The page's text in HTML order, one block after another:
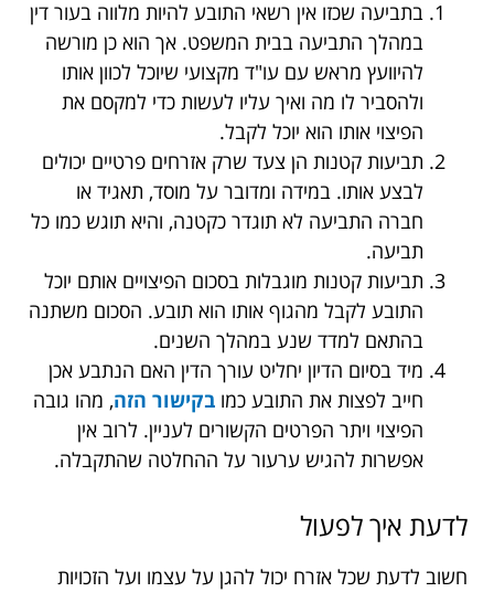
בתביעה שכזו אין רשאי התובע להיות מלווה בעור דין
במהלך התביעה בבית המשפט. אך הוא כן מורשה
להיוועץ מראש עם עו"ד מקצועי שיוכל לכוון אותו
ולהסביר לו מה ואיך עליו לעשות כדי למקסם את
הפיצוי אותו הוא יוכל לקבל.
תביעות קטנות הן צעד שרק אזרחים פרטיים יכולים
לבצע אותו. במידה ומדובר על מוסד, תאגיד או
חברה התביעה לא תוגדר כקטנה, והיא תוגש כמו כל
תביעה.
תביעות קטנות מוגבלות בסכום הפיצויים אותם יוכל
התובע לקבל מהגוף אותו הוא תובע. הסכום משתנה
בהתאם למדד שנע במהלך השנים.
מיד בסיום הדיון יחליט עורך הדין האם הנתבע אכן
חייב לפצות את התובע כמו בקישור הזה, מהו גובה
הפיצוי ויתר הפרטים הקשורים לעניין. לרוב אין
אפשרות להגיש ערעור על ההחלטה שהתקבלה.
לדעת איך לפעול
חשוב לדעת שכל אזרח יכול להגן על עצמו ועל הזכויות